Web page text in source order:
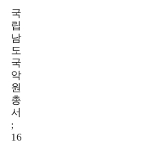
국
립
남
도
국
악
원
총
서
;
16